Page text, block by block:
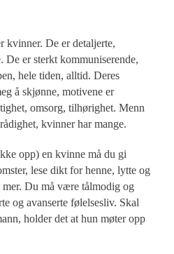
kvinner. De er detaljerte,
er sterkt kommuniserende,
hele tiden, alltid. Deres
å skjønne, motivene er
omsorg, tilhørighet. Menn
kvinner har mange.
opp) en kvinne må du gi
lese dikt for henne, lytte og
Du må være tålmodig og
og avanserte følelsesliv. Skal
holder det at hun møter opp